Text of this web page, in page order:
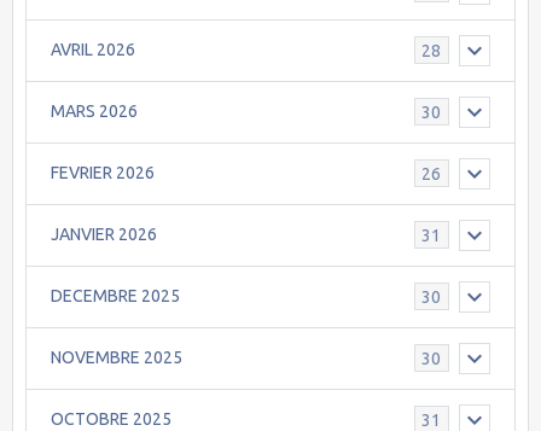
AVRIL 2026 28
MARS 2026 30
FEVRIER 2026 26
JANVIER 2026 31
DECEMBRE 2025 30
NOVEMBRE 2025 30
OCTOBRE 2025 31